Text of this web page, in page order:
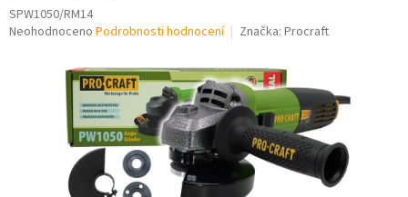
SPW1050/RM14
Průměrné
Neohodnoceno Podrobnosti hodnocení Značka: Procraft